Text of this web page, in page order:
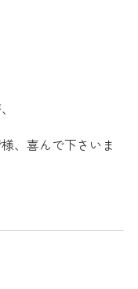
、喜んで下さいま